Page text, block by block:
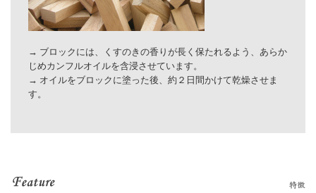
→ ブロックには、くすのきの香りが長く保たれるよう、あらか
じめカンフルオイルを含浸させています。
→ オイルをブロックに塗った後、約２日間かけて乾燥させま
す。